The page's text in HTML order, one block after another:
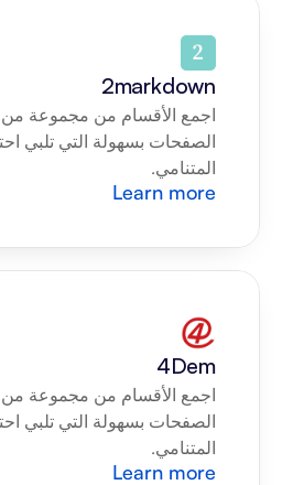
2markdown
المتنامي.
Learn more
4Dem
المتنامي.
Learn more